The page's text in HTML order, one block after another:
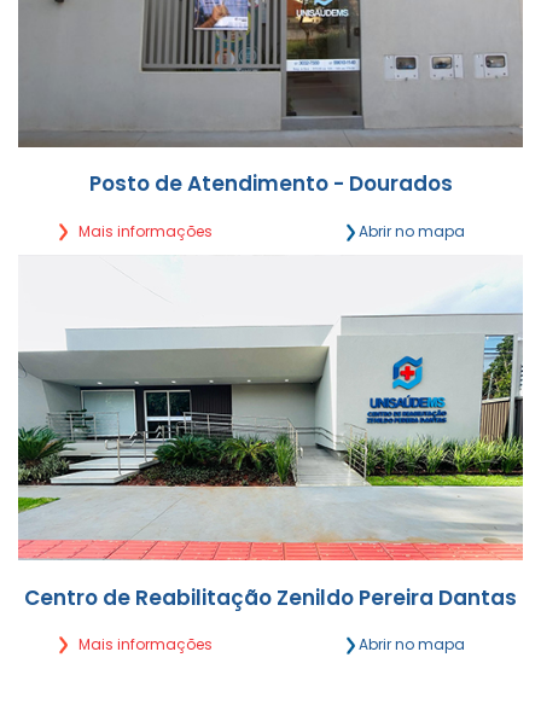
Posto de Atendimento - Dourados
Mais informações Abrir no mapa
Segunda a Sexta,
das 7h30 às 12h | 14h às 17h30
Centro de Reabilitação Zenildo Pereira Dantas
Mais informações Abrir no mapa